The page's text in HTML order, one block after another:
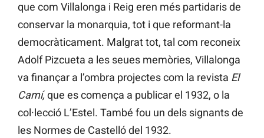
que com Villalonga i Reig eren més partidaris de
conservar la monarquia, tot i que reformant-la
democràticament. Malgrat tot, tal com reconeix
Adolf Pizcueta a les seues memòries, Villalonga
va finançar a l’ombra projectes com la revista El
Camí,que es comença a publicar el 1932, o la
col·lecció L’Estel. També fou un dels signants de
les Normes de Castelló del 1932.